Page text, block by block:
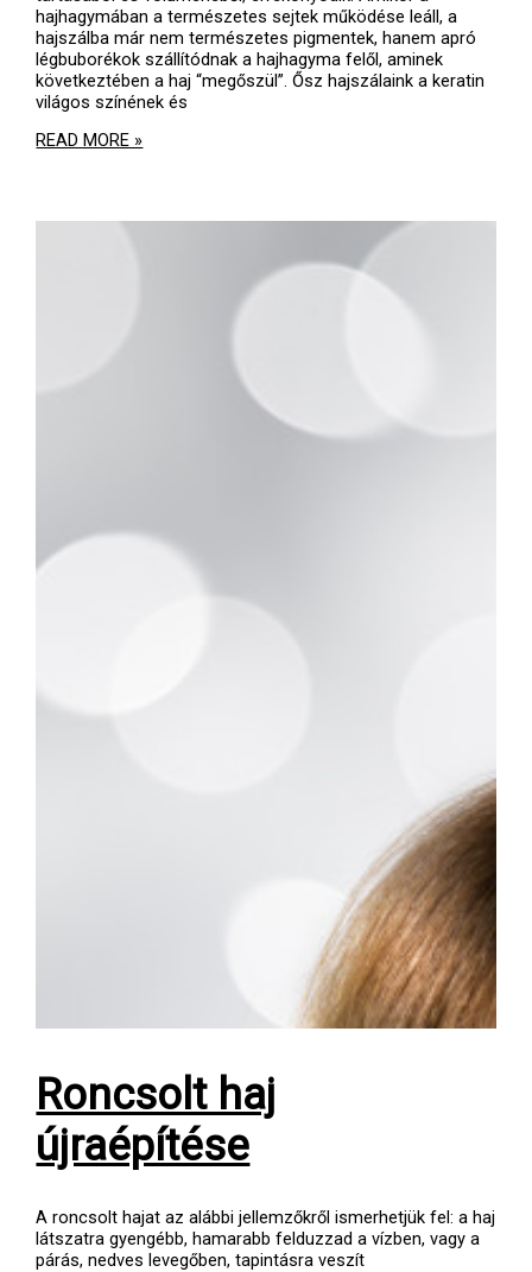
hajhagymában a természetes sejtek működése leáll, a
hajszálba már nem természetes pigmentek, hanem apró
légbuborékok szállítódnak a hajhagyma felől, aminek
következtében a haj “megőszül”. Ősz hajszálaink a keratin
világos színének és
AZ
READ MORE »
Roncsolt haj
újraépítése
A roncsolt hajat az alábbi jellemzőkről ismerhetjük fel: a haj
látszatra gyengébb, hamarabb felduzzad a vízben, vagy a
párás, nedves levegőben, tapintásra veszít